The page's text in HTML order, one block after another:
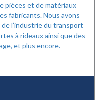
pièces et de matériaux
fabricants. Nous avons
l’industrie du transport
à rideaux ainsi que des
et plus encore.